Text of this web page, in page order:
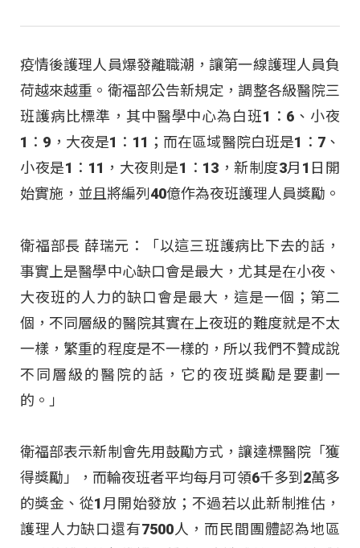
疫情後護理人員爆發離職潮，讓第一線護理人員負
荷越來越重。衛福部公告新規定，調整各級醫院三
班護病比標準，其中醫學中心為白班1：6、小夜
1：9，大夜是1：11；而在區域醫院白班是1：7、
小夜是1：11，大夜則是1：13，新制度3月1日開
始實施，並且將編列40億作為夜班護理人員獎勵。
衛福部長 薛瑞元：「以這三班護病比下去的話，
事實上是醫學中心缺口會是最大，尤其是在小夜、
大夜班的人力的缺口會是最大，這是一個；第二
個，不同層級的醫院其實在上夜班的難度就是不太
一樣，繁重的程度是不一樣的，所以我們不贊成說
不同層級的醫院的話，它的夜班獎勵是要劃一
的。」
衛福部表示新制會先用鼓勵方式，讓達標醫院「獲
得獎勵」，而輪夜班者平均每月可領6千多到2萬多
的獎金、從1月開始發放；不過若以此新制推估，
護理人力缺口還有7500人，而民間團體認為地區